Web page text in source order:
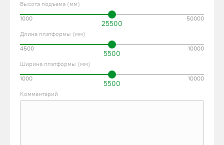
Высота подъема (мм)
25500
1000 50000
Длина платформы (мм)
5500
4500 10000
Ширина платформы (мм)
5500
1000 10000
Комментарий